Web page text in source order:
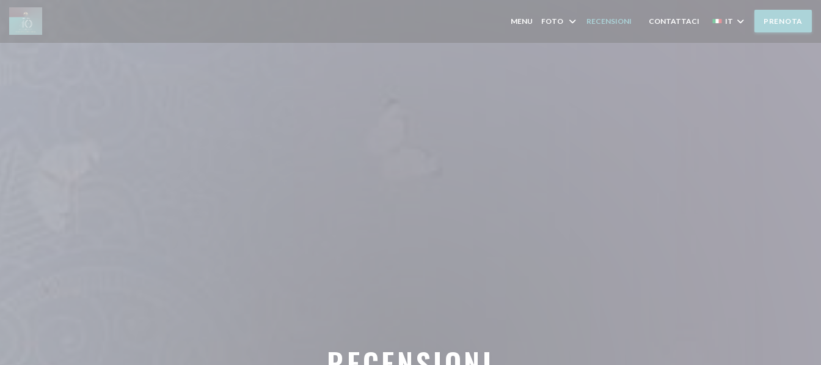
Personalizzazione delle tue scelte sui cookie
MENU FOTO RECENSIONI ((APRE UNA NUOVA FINESTRA))
CONTATTACI IT PRENOTA